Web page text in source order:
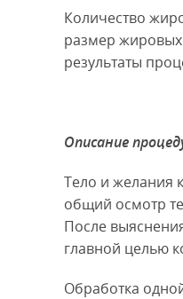
Количество
размер жировых
результаты
Описание
Тело и желания
общий осмотр
После
главной целью
Обработка